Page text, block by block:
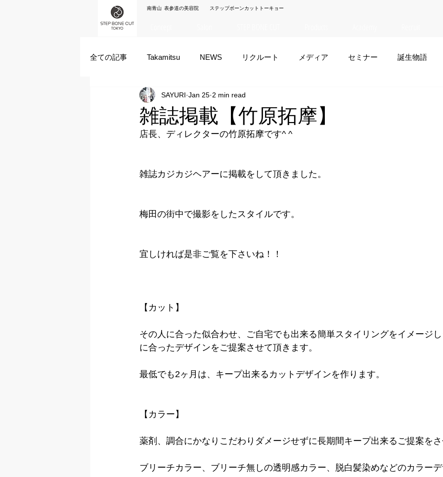
南青山 表参道の美容院 ステップボーンカットトーキョー
全ての記事 Takamitsu NEWS リクルート メディア セミナー 誕生物語
Akane Kanda HAYATO 夏菜
ズシヒロヤ 竹原拓摩 お笑い
雑誌掲載【竹原拓摩】
SAYURI Jan 25 2 min read
店長、ディレクターの竹原拓摩です^ ^
雑誌カジカジヘアーに掲載をして頂きました。
梅田の街中で撮影をしたスタイルです。
宜しければ是非ご覧を下さいね！！
【カット】
その人に合った似合わせ、ご自宅でも出来る簡単スタイリングをイメージ
に合ったデザインをご提案させて頂きます。
最低でも2ヶ月は、キープ出来るカットデザインを作ります。
【カラー】
薬剤、調合にかなりこだわりダメージせずに長期間キープ出来るご提案を
ブリーチカラー、ブリーチ無しの透明感カラー、脱白髪染めなどのカラー